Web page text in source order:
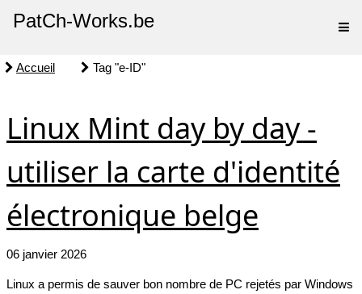
PatCh-Works.be
Accueil Tag "e-ID"
Linux Mint day by day -
utiliser la carte d'identité
électronique belge
06 janvier 2026
Linux a permis de sauver bon nombre de PC rejetés par Windows